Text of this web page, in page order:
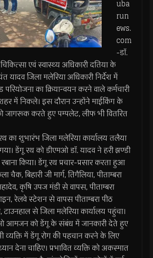
uba
run
ews.
com
-डाॅ.
एवं स्वास्थ्य अधिकारी दतिया के
यादव जिला मलेरिया अधिकारी निर्देश में
परियोजना का क्रियान्वयन करने वाले कर्मचारी
में निकले। इस दौरान उन्होंने माईकिंग के
जागरूक करते हुए पम्पलेट, लीफ भी वितरित
का शुभारंभ जिला मलेरिया कार्यालय तलैया
डेंगू रथ को डीएमओ डाॅ. यादव ने हरी झण्डी
किया। डेंगू रथ प्रचार-प्रसार करता हुआ
चैक, बिहारी जी मार्ग, तिगैलिया, पीताम्बरा
कृषि उपज मंडी से वापस, पीताम्बरा
रेलवे स्टेशन से वापस पीताम्बरा पीठ
टाउनहाल से जिला मलेरिया कार्यालय पहुंचा।
आमजन को डेंगू के संबंध में जानकारी देते हुए
व्यक्ति में डेंगू रोग की पहचान करने के लिए
देना चाहिए। प्रभावित व्यक्ति को अकस्मात